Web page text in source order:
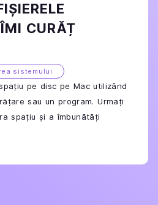
CURĂȚ
sistemului
pe disc pe Mac utilizând
sau un program. Urmați
spațiu și a îmbunătăți